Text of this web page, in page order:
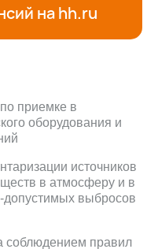
приемке в
оборудования и
источников
в атмосферу и в
допустимых выбросов
соблюдением правил
на hh.ru